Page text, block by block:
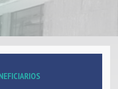
DPGRM Centro de Calidad